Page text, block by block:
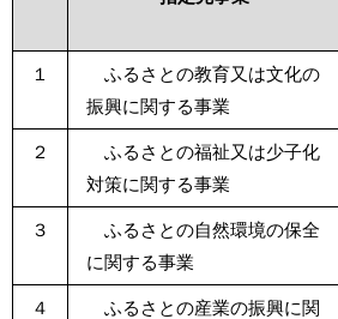
１
ふるさとの教育又は文化の
振興に関する事業
２
ふるさとの福祉又は少子化
対策に関する事業
３
ふるさとの自然環境の保全
に関する事業
４
ふるさとの産業の振興に関